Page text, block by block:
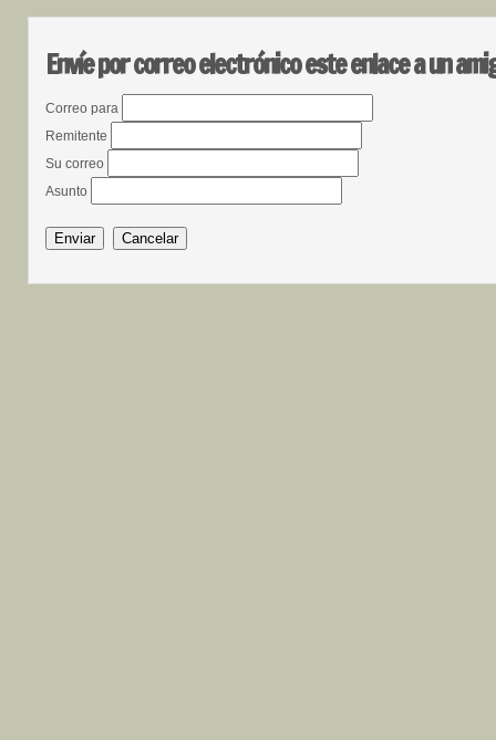
Envíe por correo electrónico este enlace a un
Correo para
Remitente
Su correo
Asunto
Enviar Cancelar